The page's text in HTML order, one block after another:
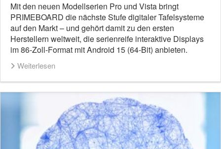
Mit den neuen Modellserien Pro und Vista bringt
PRIMEBOARD die nächste Stufe digitaler Tafelsysteme
auf den Markt – und gehört damit zu den ersten
Herstellern weltweit, die serienreife interaktive Displays
im 86-Zoll-Format mit Android 15 (64-Bit) anbieten.
Weiterlesen